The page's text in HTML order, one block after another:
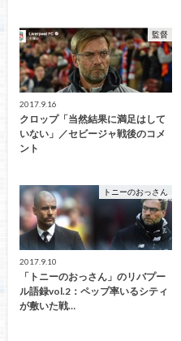
監督
2017.9.16
クロップ「当然結果に満足はして
いない」／セビージャ戦後のコメ
ント
トニーのおっさん
2017.9.10
「トニーのおっさん」のリバプー
ル語録vol.2：ペップ率いるシティ
が敷いた戦…